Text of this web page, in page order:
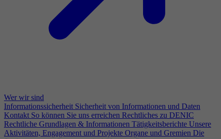
Wer wir sind
Informationssicherheit Sicherheit von Informationen und Daten
Kontakt So können Sie uns erreichen Rechtliches zu DENIC
Rechtliche Grundlagen & Informationen Tätigkeitsberichte Unsere
Aktivitäten, Engagement und Projekte Organe und Gremien Die